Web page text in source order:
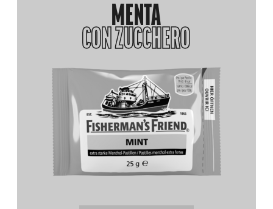
MENTA
CON ZUCCHERO